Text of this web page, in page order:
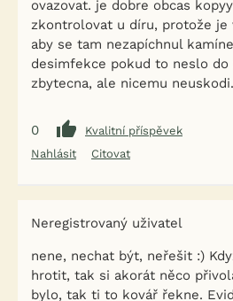
ovazovat. je dobre obcas
zkontrolovat u díru, protože je
aby se tam nezapíchnul
desimfekce pokud to neslo
zbytecna, ale nicemu
0
Kvalitní příspěvek
Nahlásit
Citovat
Neregistrovaný uživatel
nene, nechat být, neřešit :)
hrotit, tak si akorát něco
bylo, tak ti to kovář řekne.